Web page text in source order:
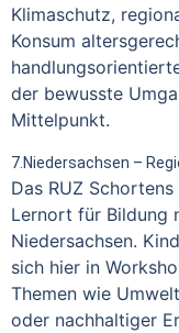
Klimaschutz,
Konsum
der bewusste
Mittelpunkt.
7.Niedersachsen –
Das RUZ
Lernort für Bildung
Niedersachsen.
sich hier in
Themen wie
oder nachhaltiger